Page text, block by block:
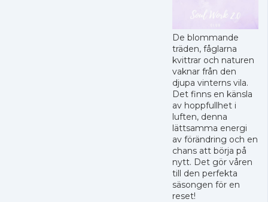
De blommande
träden, fåglarna
kvittrar och naturen
vaknar från den
djupa vinterns vila.
Det finns en känsla
av hoppfullhet i
luften, denna
lättsamma energi
av förändring och en
chans att börja på
nytt. Det gör våren
till den perfekta
säsongen för en
reset!